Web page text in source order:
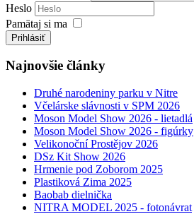
Heslo
Pamätaj si ma
Prihlásiť
Najnovšie články
Druhé narodeniny parku v Nitre
Včelárske slávnosti v SPM 2026
Moson Model Show 2026 - lietadlá
Moson Model Show 2026 - figúrky
Velikonoční Prostějov 2026
DSz Kit Show 2026
Hrmenie pod Zoborom 2025
Plastiková Zima 2025
Baobab dielnička
NITRA MODEL 2025 - fotonávrat